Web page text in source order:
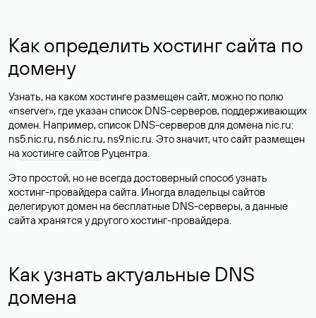
Как определить хостинг сайта по
домену
Узнать, на каком хостинге размещен сайт, можно по полю
«nserver», где указан список DNS-серверов, поддерживающих
домен. Например, список DNS-серверов для домена nic.ru:
ns5.nic.ru, ns6.nic.ru, ns9.nic.ru. Это значит, что сайт размещен
на хостинге сайтов Руцентра.
Это простой, но не всегда достоверный способ узнать
хостинг-провайдера сайта. Иногда владельцы сайтов
делегируют домен на бесплатные DNS-серверы, а данные
сайта хранятся у другого хостинг-провайдера.
Как узнать актуальные DNS
домена